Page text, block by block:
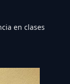
en clases